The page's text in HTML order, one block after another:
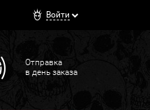
Войти
Отправка
в день заказа